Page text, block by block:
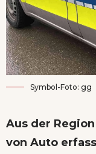
Symbol-Foto: gg
Aus der
von Auto